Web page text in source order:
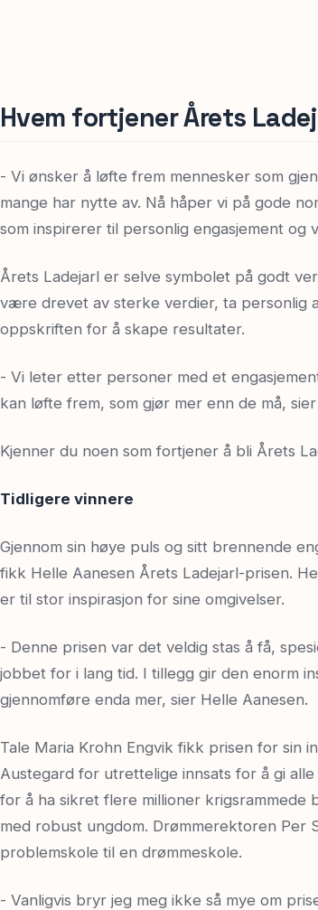
Hvem fortjener Årets
- Vi ønsker å løfte frem mennesker som
mange har nytte av. Nå håper vi på gode
som inspirerer til personlig engasjement og
Årets Ladejarl er selve symbolet på godt
være drevet av sterke verdier, ta personlig
oppskriften for å skape resultater.
- Vi leter etter personer med et
kan løfte frem, som gjør mer enn de må, sier
Kjenner du noen som fortjener å bli Årets
Tidligere vinnere
Gjennom sin høye puls og sitt brennende
fikk Helle Aanesen Årets Ladejarl-prisen.
er til stor inspirasjon for sine omgivelser.
- Denne prisen var det veldig stas å få,
jobbet for i lang tid. I tillegg gir den enorm
gjennomføre enda mer, sier Helle Aanesen.
Tale Maria Krohn Engvik fikk prisen for sin
Austegard for utrettelige innsats for å gi
for å ha sikret flere millioner
med robust ungdom. Drømmerektoren Per
problemskole til en drømmeskole.
- Vanligvis bryr jeg meg ikke så mye om